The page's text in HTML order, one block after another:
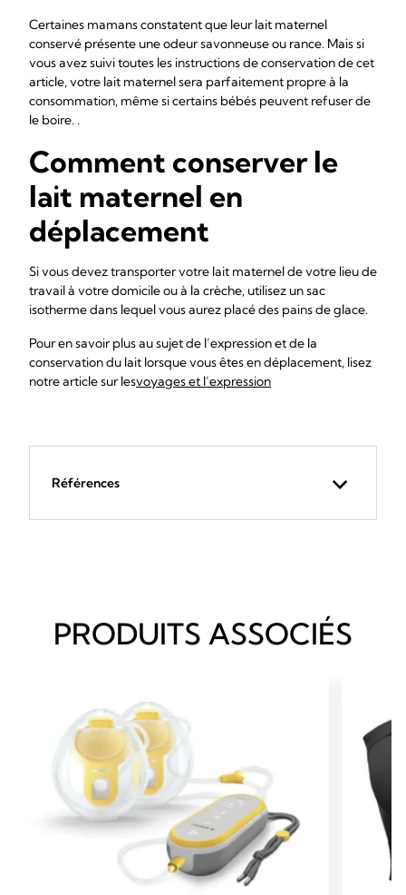
Certaines mamans constatent que leur lait maternel
conservé présente une odeur savonneuse ou rance. Mais si
vous avez suivi toutes les instructions de conservation de cet
article, votre lait maternel sera parfaitement propre à la
consommation, même si certains bébés peuvent refuser de
le boire. .
Comment conserver le
lait maternel en
déplacement
Si vous devez transporter votre lait maternel de votre lieu de
travail à votre domicile ou à la crèche, utilisez un sac
isotherme dans lequel vous aurez placé des pains de glace.
Pour en savoir plus au sujet de l’expression et de la
conservation du lait lorsque vous êtes en déplacement, lisez
notre article sur lesvoyages et l’expression
Références
PRODUITS ASSOCIÉS